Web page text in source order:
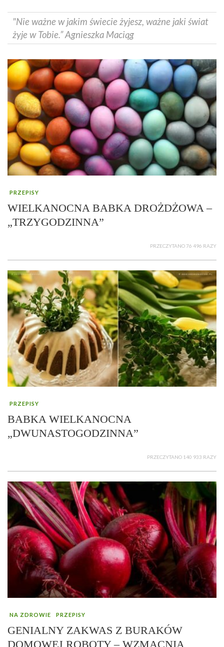
"Nie ważne w jakim świecie żyjesz, ważne jaki świat
żyje w Tobie.” Agnieszka Maciąg
PRZEPISY
WIELKANOCNA BABKA DROŻDŻOWA –
„TRZYGODZINNA”
PRZECZYTANO 76 496 RAZY
PRZEPISY
BABKA WIELKANOCNA
„DWUNASTOGODZINNA”
PRZECZYTANO 140 933 RAZY
NA ZDROWIE PRZEPISY
GENIALNY ZAKWAS Z BURAKÓW
DOMOWEJ ROBOTY – WZMACNIA